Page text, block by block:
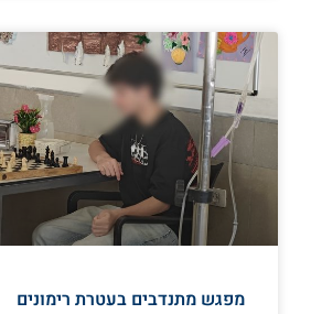
מפגש מתנדבים בעטרת רימונים